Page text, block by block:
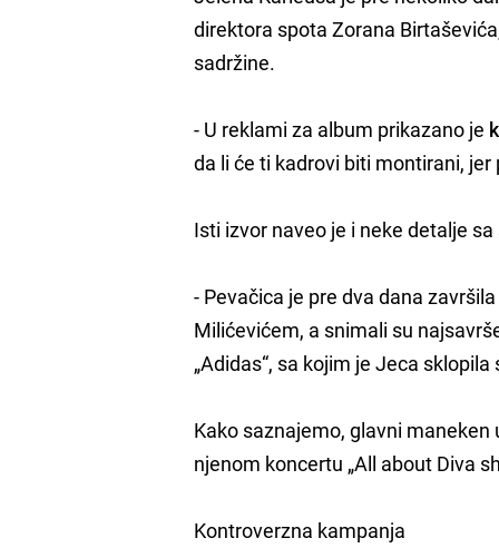
direktora spota Zorana
sadržine.
- U reklami za album prikazano je
da li će ti kadrovi biti montirani,
Isti izvor naveo je i neke detalje
- Pevačica je pre dva dana
Milićevićem, a snimali su
„Adidas“, sa kojim je Jeca
Kako saznajemo, glavni
njenom koncertu „All about Diva
Kontroverzna kampanja